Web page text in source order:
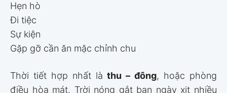
Hẹn hò
Đi tiệc
Sự kiện
Gặp gỡ cần ăn mặc chỉnh chu
Thời tiết hợp nhất làthu – đông, hoặc phòng
điều hòa mát. Trời nóng gắt ban ngày xịt nhiều